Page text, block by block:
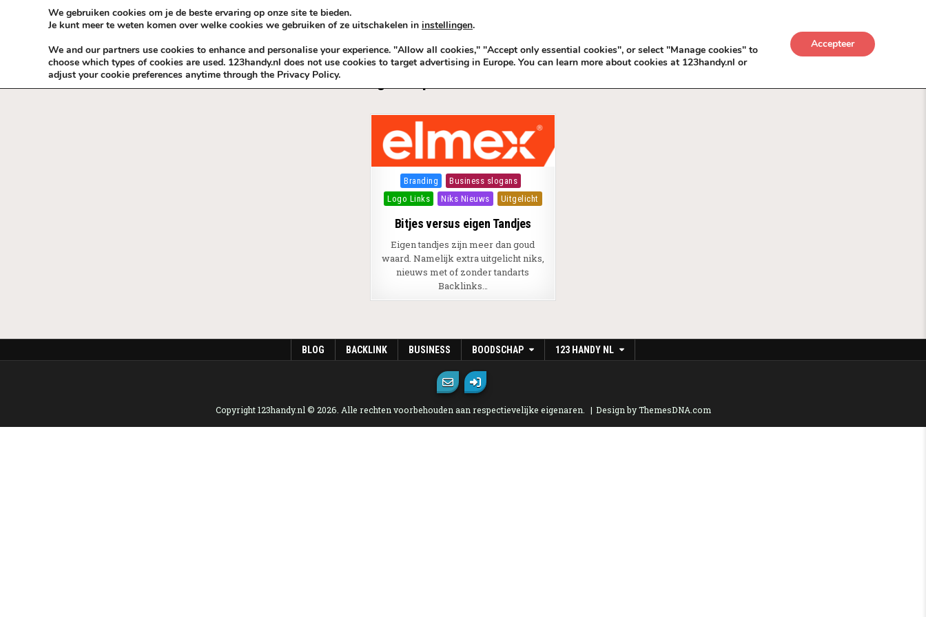
Skip to content
KEEP ICT CLEAN
Posted in
Branding
Business slogans
Logo Links
Niks Nieuws Uitgelicht
Bitjes versus eigen Tandjes
Eigen tandjes zijn meer dan goud
waard. Namelijk extra uitgelicht niks,
nieuws met of zonder tandarts
Backlinks…
BLOG BACKLINK BUSINESS BOODSCHAP 123 HANDY NL
Copyright 123handy.nl © 2026. Alle rechten voorbehouden aan respectievelijke eigenaren. Design by ThemesDNA.com
We gebruiken cookies om je de beste ervaring op onze site te bieden.
Je kunt meer te weten komen over welke cookies we gebruiken of ze uitschakelen in instellingen.
We and our partners use cookies to enhance and personalise your experience. "Allow all cookies," "Accept only essential cookies", or select "Manage cookies" to
choose which types of cookies are used. 123handy.nl does not use cookies to target advertising in Europe. You can learn more about cookies at 123handy.nl or
adjust your cookie preferences anytime through the Privacy Policy.
Accepteer